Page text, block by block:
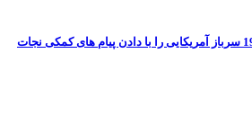
کبوتر نامه رسانی که زندگی 194 سرباز آمریکایی را با دادن پیام های کمکی نجات